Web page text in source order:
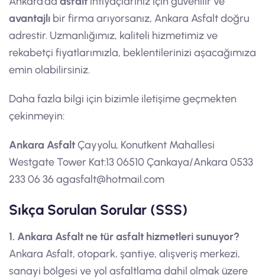
avantajlı bir firma arıyorsanız, Ankara Asfalt doğru
adrestir. Uzmanlığımız, kaliteli hizmetimiz ve
rekabetçi fiyatlarımızla, beklentilerinizi aşacağımıza
emin olabilirsiniz.
Daha fazla bilgi için bizimle iletişime geçmekten
çekinmeyin:
Ankara AsfaltÇayyolu, Konutkent Mahallesi
Westgate Tower Kat:13 06510 Çankaya/Ankara 0533
233 06 36agasfalt@hotmail.com
Sıkça Sorulan Sorular (SSS)
1. Ankara Asfalt ne tür asfalt hizmetleri sunuyor?
Ankara Asfalt, otopark, şantiye, alışveriş merkezi,
sanayi bölgesi ve yol asfaltlama dahil olmak üzere